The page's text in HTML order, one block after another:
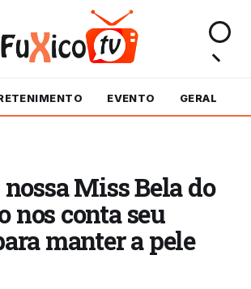
EVENTO GERAL
Miss Bela do
nos conta seu
manter a pele